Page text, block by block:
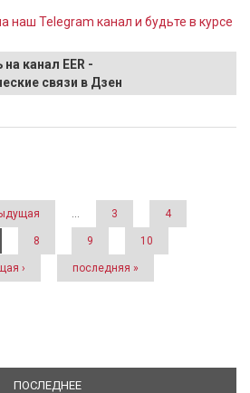
наш Telegram канал и будьте в курсе
канал EER -
связи в Дзен
экоактивисты
… 3 4
8 9 10
› последняя »
ПОСЛЕДНЕЕ(АКТИВНАЯ ВКЛАДКА)